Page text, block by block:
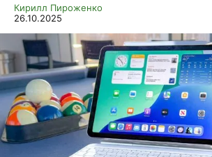
Кирилл Пироженко
26.10.2025